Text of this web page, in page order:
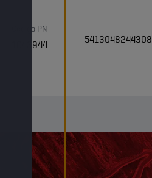
Código PN
1043944 5413048244308